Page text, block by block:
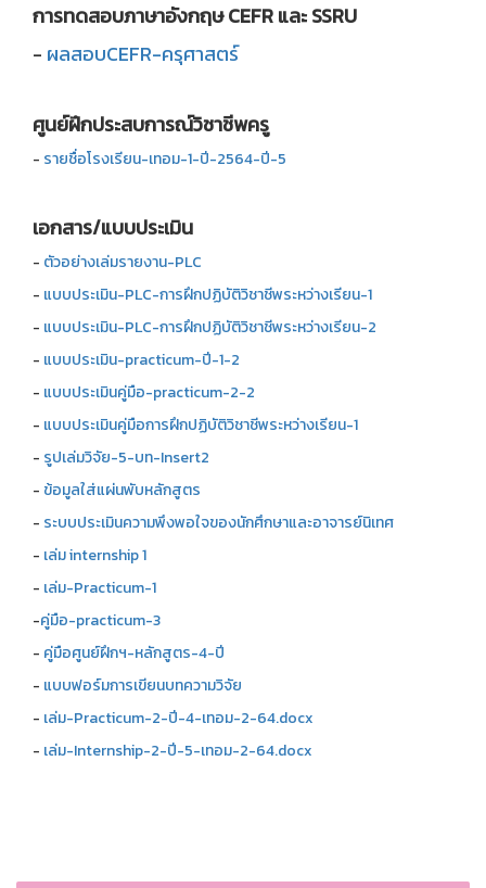
การทดสอบภาษาอังกฤษ CEFR และ SSRU
- ผลสอบCEFR-ครุศาสตร์
ศูนย์ฝึกประสบการณ์วิชาชีพครู
- รายชื่อโรงเรียน-เทอม-1-ปี-2564-ปี-5
เอกสาร/แบบประเมิน
- ตัวอย่างเล่มรายงาน-PLC
- แบบประเมิน-PLC-การฝึกปฏิบัติวิชาชีพระหว่างเรียน-1
- แบบประเมิน-PLC-การฝึกปฏิบัติวิชาชีพระหว่างเรียน-2
- แบบประเมิน-practicum-ปี-1-2
- แบบประเมินคู่มือ-practicum-2-2
- แบบประเมินคู่มือการฝึกปฏิบัติวิชาชีพระหว่างเรียน-1
- รูปเล่มวิจัย-5-บท-Insert2
- ข้อมูลใส่แผ่นพับหลักสูตร
- ระบบประเมินความพึงพอใจของนักศึกษาและอาจารย์นิเทศ
- เล่ม internship 1
- เล่ม-Practicum-1
-คู่มือ-practicum-3
- คู่มือศูนย์ฝึกฯ-หลักสูตร-4-ปี
- แบบฟอร์มการเขียนบทความวิจัย
- เล่ม-Practicum-2-ปี-4-เทอม-2-64.docx
- เล่ม-Internship-2-ปี-5-เทอม-2-64.docx